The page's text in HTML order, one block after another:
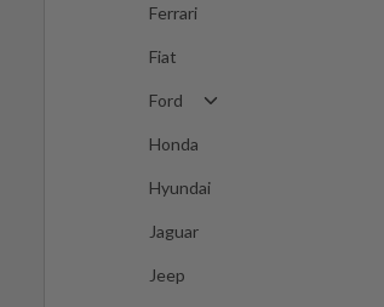
Ferrari
Fiat
Ford
Honda
Hyundai
Jaguar
Jeep